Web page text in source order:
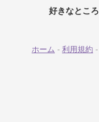
好きなところ
ホーム - 利用規約 -